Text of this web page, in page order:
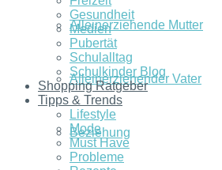
Alleinerziehende Mutter
Alleinerziehender Vater
Beziehung
Gesundheit
Medien
Pubertät
Schulalltag
Schulkinder Blog
Shopping Ratgeber
Tipps & Trends
Lifestyle
Mode
Must Have
Probleme